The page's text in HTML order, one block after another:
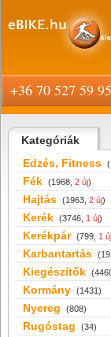
Kategóriák
Edzés, Fitness
Fék (1968, 2 új)
Hajtás (1963, 2 új)
Kerék (3746, 1 új)
Kerékpár (799, 1 új
Karbantartás
Kiegészítők
Kormány (1431)
Nyereg (808)
Rugóstag (34)
+36 70 527 59 95